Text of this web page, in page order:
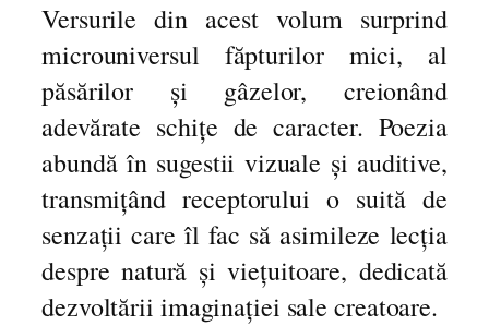
u
c
o
p
i
i
Versurile din acest volum surprind
microuniversul făpturilor mici, al
păsărilor și gâzelor, creionând
adevărate schițe de caracter. Poezia
abundă în sugestii vizuale și auditive,
transmițând receptorului o suită de
senzații care îl fac să asimileze lecția
despre natură și viețuitoare, dedicată
dezvoltării imaginației sale creatoare.